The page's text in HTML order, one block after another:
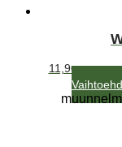
11,90€ –